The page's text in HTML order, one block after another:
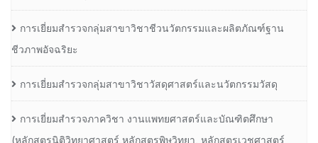
การเยี่ยมสำรวจกลุ่มสาขาวิชาชีวนวัตกรรมและผลิตภัณฑ์ฐาน
ชีวภาพอัจฉริยะ
การเยี่ยมสำรวจกลุ่มสาขาวิชาวัสดุศาสตร์และนวัตกรรมวัสดุ
การเยี่ยมสำรวจภาควิชา งานแพทยศาสตร์และบัณฑิตศึกษา
(หลักสูตรนิติวิทยาศาสตร์,หลักสูตรพิษวิทยา, หลักสูตรเวชศาสตร์